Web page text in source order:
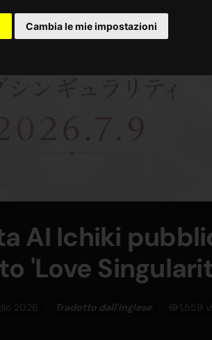
Cambia le mie impostazioni
AI Ichiki
'Love
2026 Tradotto dall'inglese 1,559